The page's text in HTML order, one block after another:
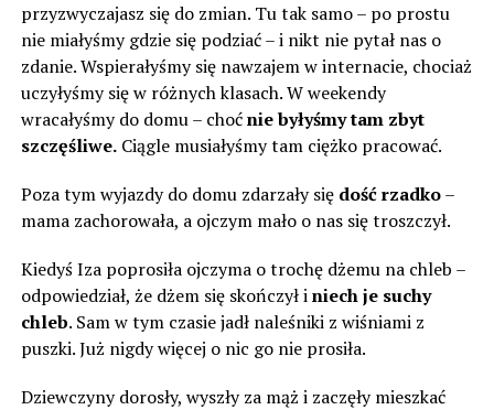
przyzwyczajasz się do zmian. Tu tak samo – po prostu
nie miałyśmy gdzie się podziać – i nikt nie pytał nas o
zdanie. Wspierałyśmy się nawzajem w internacie, chociaż
uczyłyśmy się w różnych klasach. W weekendy
wracałyśmy do domu – choćnie byłyśmy tam zbyt
szczęśliwe.Ciągle musiałyśmy tam ciężko pracować.
Poza tym wyjazdy do domu zdarzały się dość rzadko–
mama zachorowała, a ojczym mało o nas się troszczył.
Kiedyś Iza poprosiła ojczyma o trochę dżemu na chleb –
odpowiedział, że dżem się skończył iniech je suchy
chleb. Sam w tym czasie jadł naleśniki z wiśniami z
puszki. Już nigdy więcej o nic go nie prosiła.
Dziewczyny dorosły, wyszły za mąż i zaczęły mieszkać